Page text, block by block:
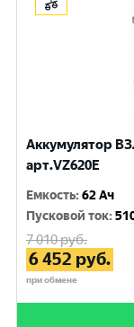
Аккумулятор
арт.VZ620E
Емкость:62 Ач
Пусковой ток:
7 010руб.
6 452 руб.
при обмене